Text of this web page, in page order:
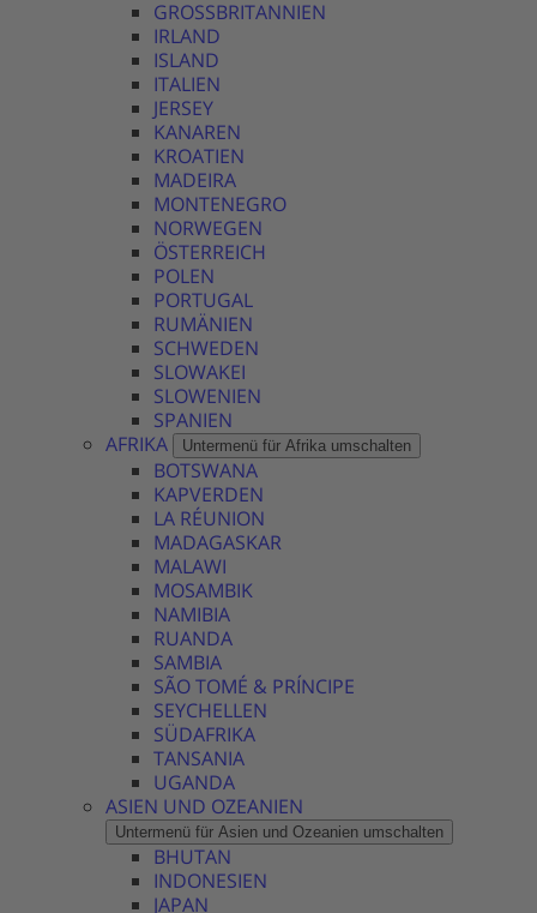
GROSSBRITANNIEN
IRLAND
ISLAND
ITALIEN
JERSEY
KANAREN
KROATIEN
MADEIRA
MONTENEGRO
NORWEGEN
ÖSTERREICH
POLEN
PORTUGAL
RUMÄNIEN
SCHWEDEN
SLOWAKEI
SLOWENIEN
SPANIEN
AFRIKA
Untermenü für Afrika umschalten
BOTSWANA
KAPVERDEN
LA RÉUNION
MADAGASKAR
MALAWI
MOSAMBIK
NAMIBIA
RUANDA
SAMBIA
SÃO TOMÉ & PRÍNCIPE
SEYCHELLEN
SÜDAFRIKA
TANSANIA
UGANDA
ASIEN UND OZEANIEN
Untermenü für Asien und Ozeanien umschalten
BHUTAN
INDONESIEN
JAPAN